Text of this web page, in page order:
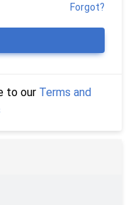
Forgot?
to our Terms and